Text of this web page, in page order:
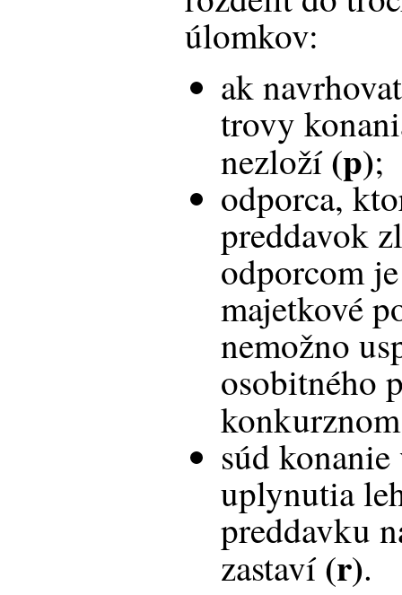
úlomkov:
ak
trovy
nezloží(p);
odporca,
preddavok
odporcom
majetkové
nemožno
osobitného
súd
uplynutia
preddavku
zastaví(r).